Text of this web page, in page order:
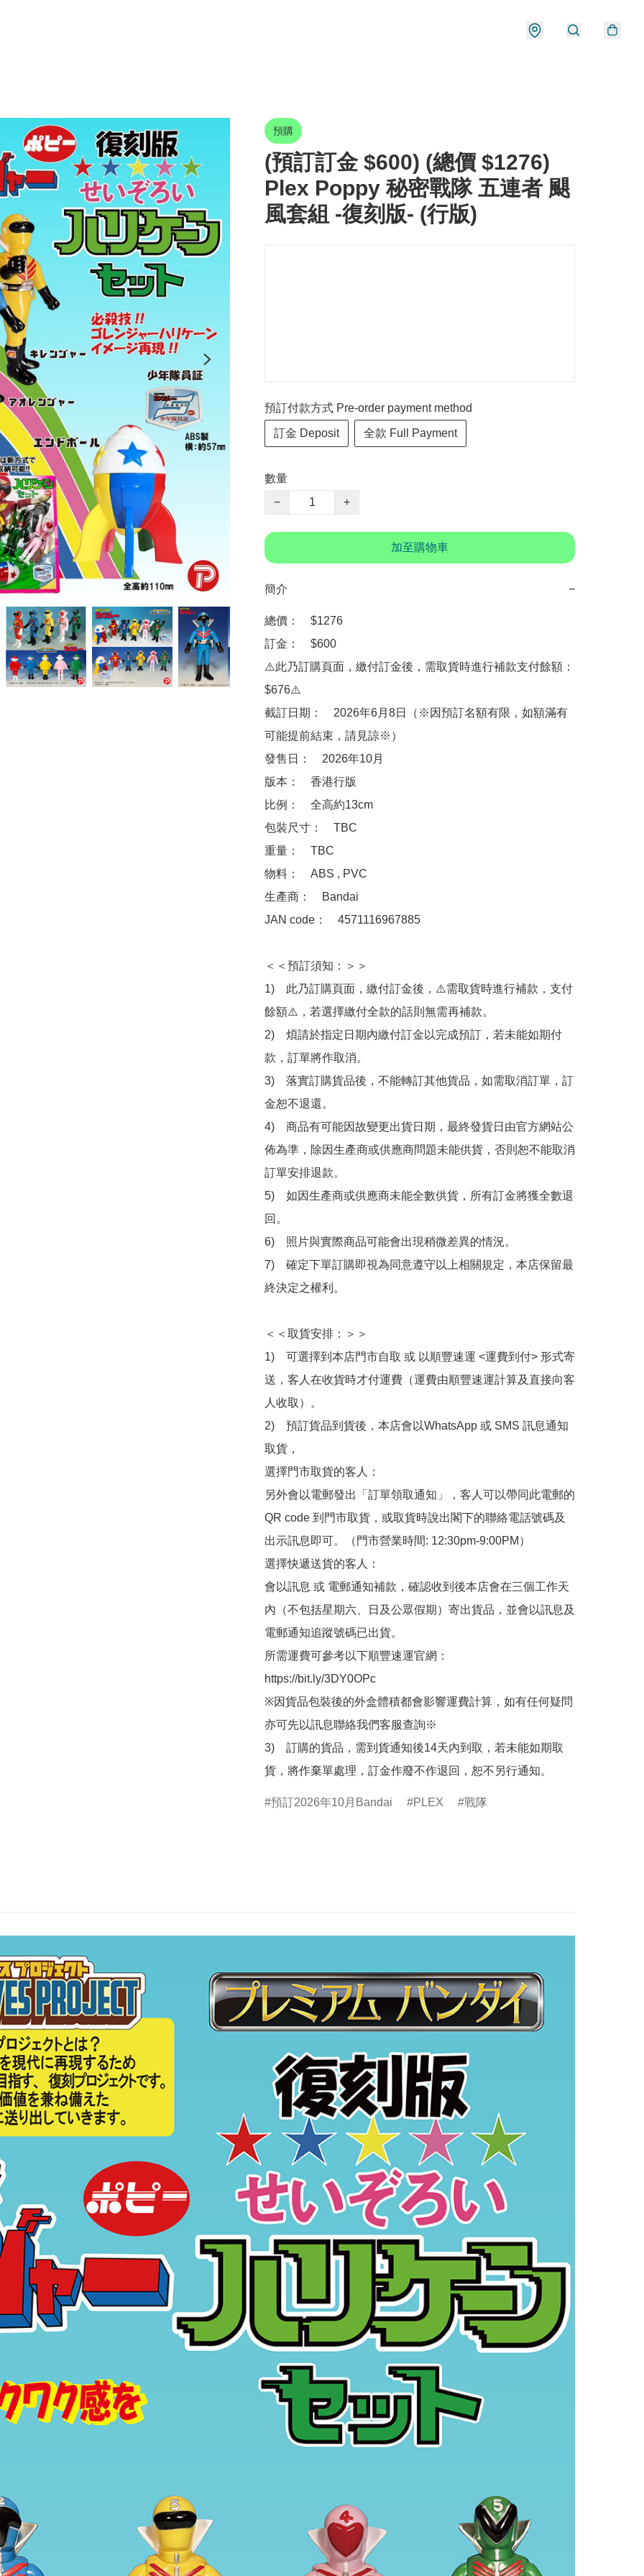
預購
(預訂訂金 $600) (總價 $1276)
Plex Poppy 秘密戰隊 五連者 颶
風套組 -復刻版- (行版)
預訂付款方式 Pre-order payment method
訂金 Deposit 全款 Full Payment
數量
−
+
加至購物車
簡介 −
總價：　$1276
訂金：　$600
⚠️此乃訂購頁面，繳付訂金後，需取貨時進行補款支付餘額：
$676⚠️
截訂日期：　2026年6月8日（※因預訂名額有限，如額滿有
可能提前結束，請見諒※）
發售日：　2026年10月
版本：　香港行版
比例：　全高約13cm
包裝尺寸：　TBC
重量：　TBC
物料：　ABS , PVC
生產商：　Bandai
JAN code：　4571116967885
＜＜預訂須知：＞＞
1)　此乃訂購頁面，繳付訂金後，⚠️需取貨時進行補款，支付
餘額⚠️，若選擇繳付全款的話則無需再補款。
2)　煩請於指定日期內繳付訂金以完成預訂，若未能如期付
款，訂單將作取消。
3)　落實訂購貨品後，不能轉訂其他貨品，如需取消訂單，訂
金恕不退還。
4)　商品有可能因故變更出貨日期，最終發貨日由官方網站公
佈為準，除因生產商或供應商問題未能供貨，否則恕不能取消
訂單安排退款。
5)　如因生產商或供應商未能全數供貨，所有訂金將獲全數退
回。
6)　照片與實際商品可能會出現稍微差異的情況。
7)　確定下單訂購即視為同意遵守以上相關規定，本店保留最
終決定之權利。
＜＜取貨安排：＞＞
1)　可選擇到本店門市自取 或 以順豐速運 <運費到付> 形式寄
送，客人在收貨時才付運費（運費由順豐速運計算及直接向客
人收取）。
2)　預訂貨品到貨後，本店會以WhatsApp 或 SMS 訊息通知
取貨，
選擇門市取貨的客人：
另外會以電郵發出「訂單領取通知」，客人可以帶同此電郵的
QR code 到門市取貨，或取貨時說出閣下的聯絡電話號碼及
出示訊息即可。（門市營業時間: 12:30pm-9:00PM）
選擇快遞送貨的客人：
會以訊息 或 電郵通知補款，確認收到後本店會在三個工作天
內（不包括星期六、日及公眾假期）寄出貨品，並會以訊息及
電郵通知追蹤號碼已出貨。
所需運費可參考以下順豐速運官網：
https://bit.ly/3DY0OPc
※因貨品包裝後的外盒體積都會影響運費計算，如有任何疑問
亦可先以訊息聯絡我們客服查詢※
3)　訂購的貨品，需到貨通知後14天內到取，若未能如期取
貨，將作棄單處理，訂金作廢不作退回，恕不另行通知。
預訂2026年10月Bandai PLEX 戰隊